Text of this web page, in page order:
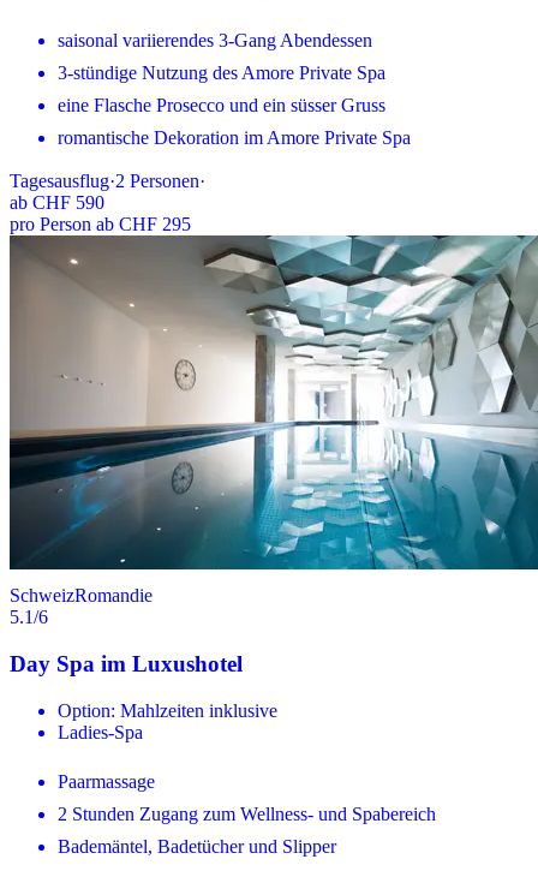
saisonal variierendes 3-Gang Abendessen
3-stündige Nutzung des Amore Private Spa
eine Flasche Prosecco und ein süsser Gruss
romantische Dekoration im Amore Private Spa
Tagesausflug·2 Personen·
ab CHF 590
pro Person ab CHF 295
SchweizRomandie
5.1/6
Day Spa im Luxushotel
Option: Mahlzeiten inklusive
Ladies-Spa
Paarmassage
2 Stunden Zugang zum Wellness- und Spabereich
Bademäntel, Badetücher und Slipper